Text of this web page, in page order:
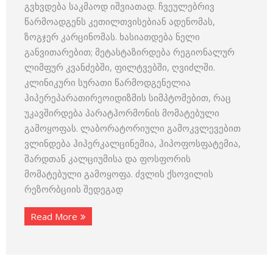
გვხვდება საკმაოდ იშვიათად. ჩვეულებრივ
წარმოადგენს კეთილთვისებიან ადენომას,
ზოგჯერ კარცინომას. ხასიათდება ნელი
განვითარებით; მეტასტაზირდება რეგიონალურ
ლიმფურ კვანძებში, ფილტვებში, ღვიძლში.
კლინიკური სურათი წარმოდგენელია
ჰიპერეპარათირეოიდიზმის სიმპტომებით, რაც
უკავშირდება პარატჰორმონის მომატებული
გამოყოფას. ლაბორატორიული გამოკვლევებით
ვლინდება ჰიპერკალცინემია, ჰიპოფოსფატემია,
შარდთან კალციუმისა და ფოსფორის
მომატებული გამოყოფა. ძვლის ქსოვილის
რეზორბციის შედეგად
Read More